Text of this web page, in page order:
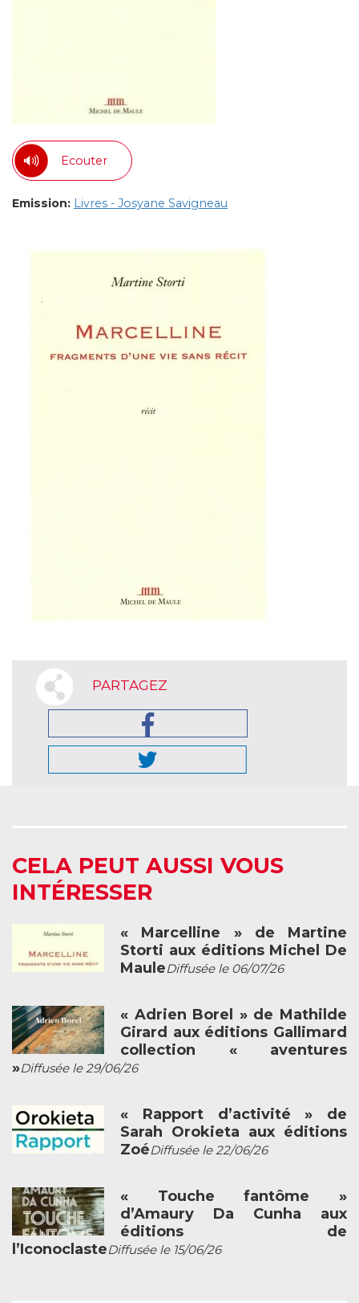
Ecouter
Emission: Livres - Josyane Savigneau
PARTAGEZ
CELA PEUT AUSSI VOUS
INTÉRESSER
« Marcelline » de Martine
Storti aux éditions Michel De
MauleDiffusée le 06/07/26
« Adrien Borel » de Mathilde
Girard aux éditions Gallimard
collection « aventures
»Diffusée le 29/06/26
« Rapport d’activité » de
Sarah Orokieta aux éditions
ZoéDiffusée le 22/06/26
« Touche fantôme »
d’Amaury Da Cunha aux
éditions de
l’IconoclasteDiffusée le 15/06/26